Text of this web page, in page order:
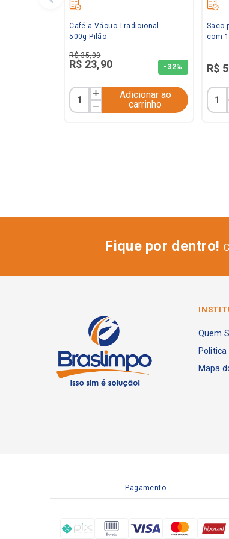
Café a Vácuo Tradicional
500g Pilão
R$ 35,00
R$ 23,90 - 32%
Adicionar ao
carrinho
Saco
com
R$
Fique por dentro!
Quem
Mapa
Pagamento